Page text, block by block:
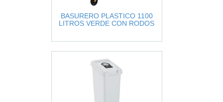
BASURERO PLASTICO 1100
LITROS VERDE CON RODOS